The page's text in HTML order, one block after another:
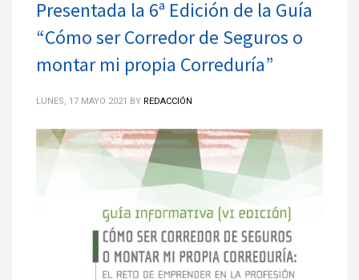
Presentada la 6ª Edición de la Guía
“Cómo ser Corredor de Seguros o
montar mi propia Correduría”
LUNES, 17 MAYO 2021 BY REDACCIÓN